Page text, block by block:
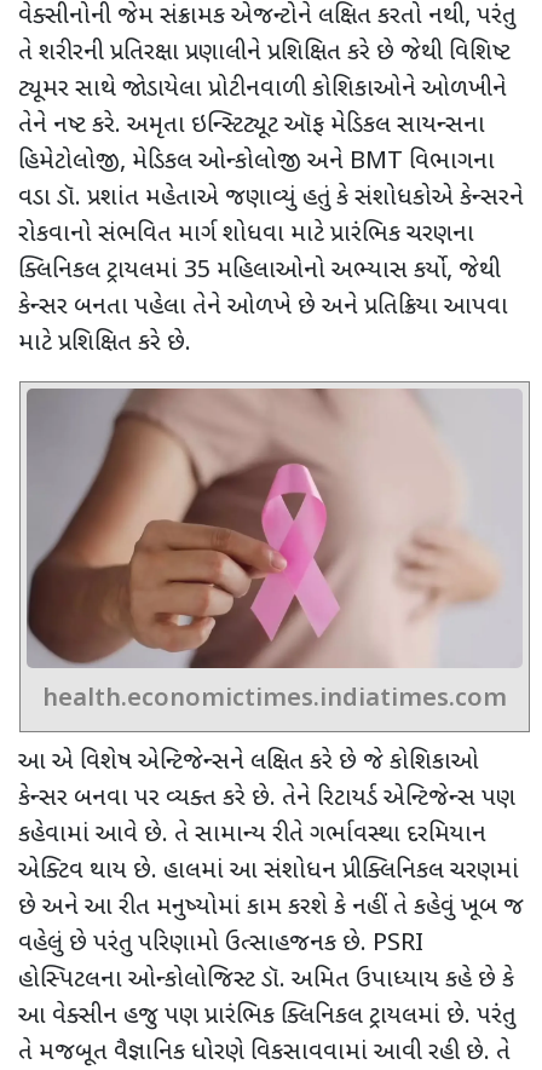
વેક્સીનોની જેમસંક્રામક એજન્ટોને લક્ષિત કરતો નથી, પરંતુ
તે શરીરની પ્રતિરક્ષા પ્રણાલીને પ્રશિક્ષિત કરે છે જેથી વિશિષ્ટ
ટ્યૂમર સાથે જોડાયેલા પ્રોટીનવાળી કોશિકાઓને ઓળખીને
તેને નષ્ટ કરે. અમૃતા ઇન્સ્ટિટ્યૂટ ઑફ મેડિકલ સાયન્સના
હિમેટોલોજી, મેડિકલ ઓન્કોલોજી અને BMT વિભાગના
વડા ડૉ. પ્રશાંત મહેતાએ જણાવ્યું હતું કે સંશોધકોએ કેન્સરને
રોકવાનો સંભવિત માર્ગ શોધવા માટે પ્રારંભિક ચરણના
ક્લિનિકલ ટ્રાયલમાં 35 મહિલાઓનો અભ્યાસ કર્યો, જેથી
કેન્સર બનતા પહેલા તેને ઓળખે છે અને પ્રતિક્રિયા આપવા
માટે પ્રશિક્ષિત કરે છે.
health.economictimes.indiatimes.com
આ એ વિશેષ એન્ટિજેન્સને લક્ષિત કરે છે જે કોશિકાઓ
કેન્સર બનવા પર વ્યક્ત કરે છે. તેને રિટાયર્ડ એન્ટિજેન્સ પણ
કહેવામાં આવે છે. તે સામાન્ય રીતે ગર્ભાવસ્થા દરમિયાન
એક્ટિવ થાય છે. હાલમાં આ સંશોધન પ્રીક્લિનિકલ ચરણમાં
છે અને આ રીત મનુષ્યોમાં કામ કરશે કે નહીં તે કહેવું ખૂબ જ
વહેલું છે પરંતુ પરિણામો ઉત્સાહજનક છે. PSRI
હોસ્પિટલના ઓન્કોલોજિસ્ટ ડૉ. અમિત ઉપાધ્યાય કહે છે કે
આ વેક્સીન હજુ પણ પ્રારંભિક ક્લિનિકલ ટ્રાયલમાં છે. પરંતુ
તે મજબૂત વૈજ્ઞાનિક ધોરણે વિકસાવવામાં આવી રહી છે. તે